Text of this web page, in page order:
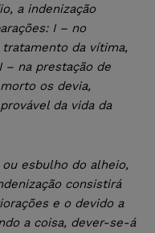
a indenização
I – no
da vítima,
na prestação de
os devia,
da vida da
esbulho do alheio,
consistirá
e o devido a
a coisa, dever-se-á